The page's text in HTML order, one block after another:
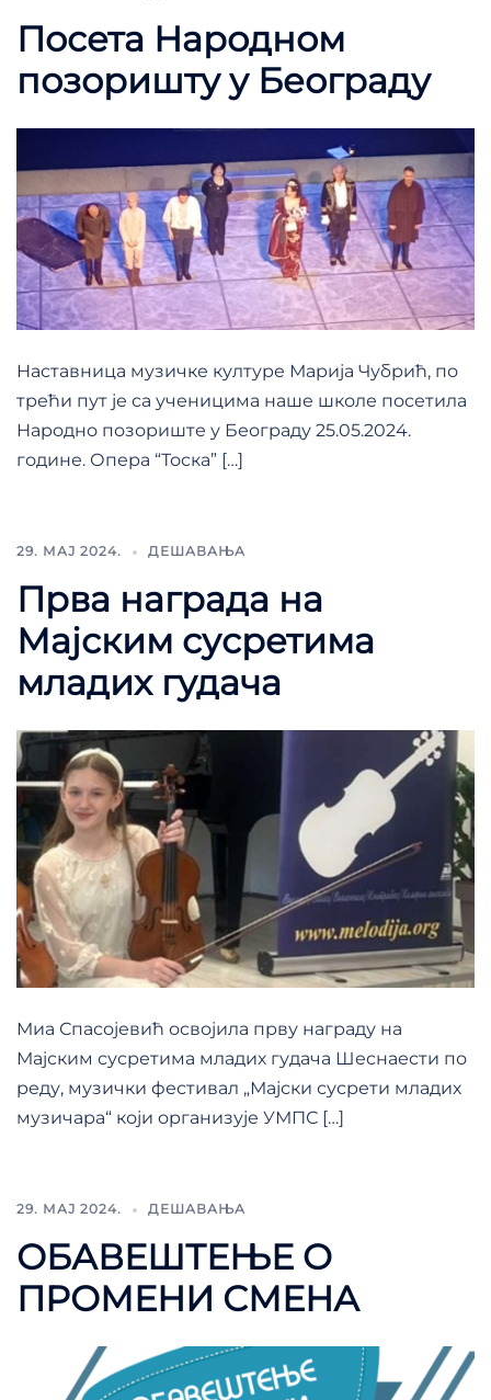
Посета Народном
позоришту у Београду
Наставница музичке културе Марија Чубрић, по
трећи пут је са ученицима наше школе посетила
Народно позориште у Београду 25.05.2024.
године. Опера “Тоска” […]
29. МАЈ 2024. ДЕШАВАЊА
Прва награда на
Мајским сусретима
младих гудача
Миа Спасојевић освојила прву награду на
Мајским сусретима младих гудача Шеснаести по
реду, музички фестивал „Мајски сусрети младих
музичара“ који организује УМПС […]
29. МАЈ 2024. ДЕШАВАЊА
ОБАВЕШТЕЊЕ O
ПРОМЕНИ СМЕНА